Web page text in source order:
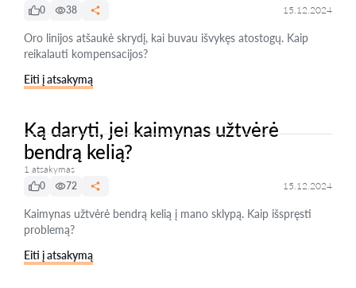
0
38 15.12.2024
Oro linijos atšaukė skrydį, kai buvau išvykęs atostogų. Kaip
reikalauti kompensacijos?
Eiti į atsakymą
Ką daryti, jei kaimynas užtvėrė
bendrą kelią?
1 atsakymas
0
72 15.12.2024
Kaimynas užtvėrė bendrą kelią į mano sklypą. Kaip išspręsti
problemą?
Eiti į atsakymą